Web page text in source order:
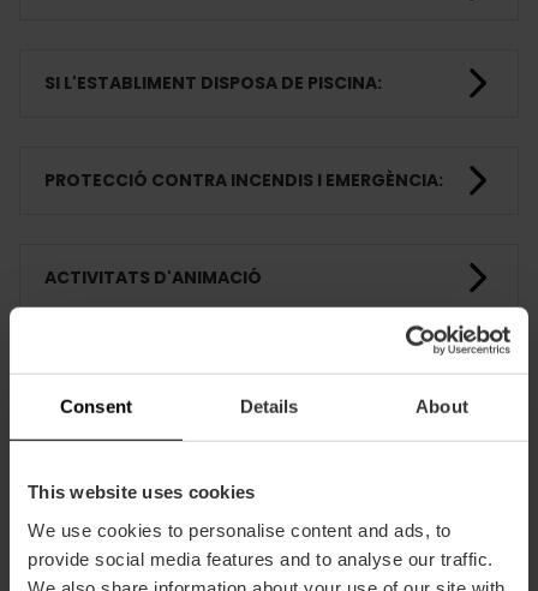
Consent Details About
This website uses cookies
We use cookies to personalise content and ads, to
provide social media features and to analyse our traffic.
SI L'ESTABLIMENT DISPOSA DE PISCINA:
PROTECCIÓ CONTRA INCENDIS I EMERGÈNCIA:
ACTIVITATS D'ANIMACIÓ
HABITACIONS
CLIENTS